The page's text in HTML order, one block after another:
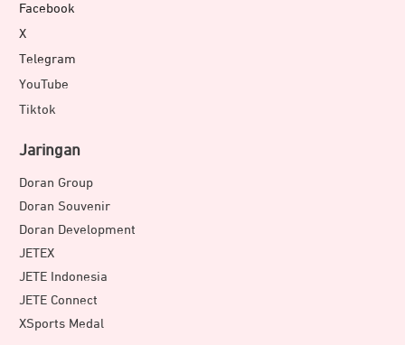
Facebook
X
Telegram
YouTube
Tiktok
Jaringan
Doran Group
Doran Souvenir
Doran Development
JETEX
JETE Indonesia
JETE Connect
XSports Medal